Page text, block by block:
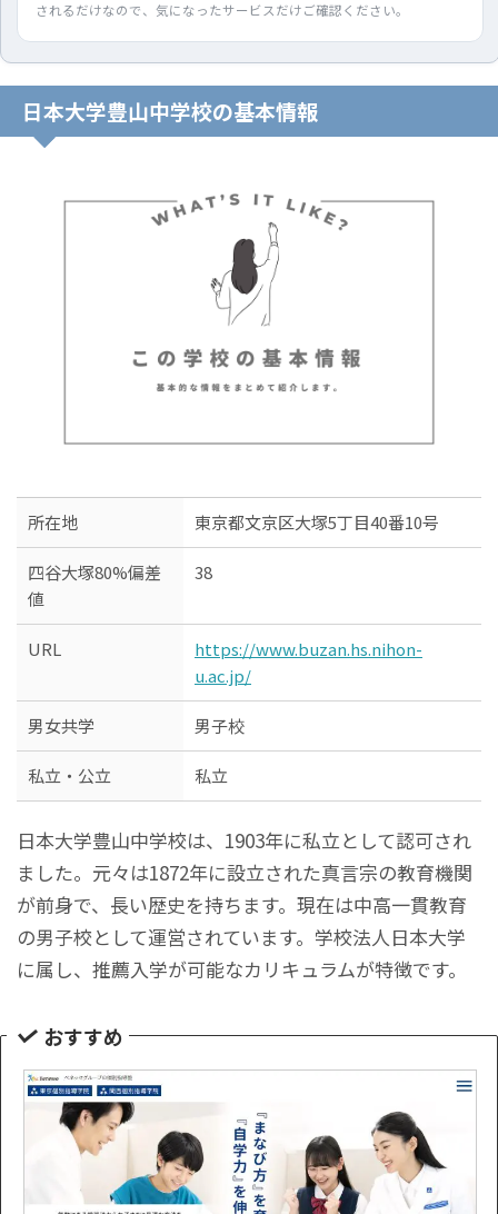
されるだけなので、気になったサービスだけご確認ください。
日本大学豊山中学校の基本情報
所在地 東京都文京区大塚5丁目40番10号
四谷大塚80%偏差
値
38
URL
https://www.buzan.hs.nihon-
u.ac.jp/
男女共学 男子校
私立・公立 私立
日本大学豊山中学校は、1903年に私立として認可され
ました。元々は1872年に設立された真言宗の教育機関
が前身で、長い歴史を持ちます。現在は中高一貫教育
の男子校として運営されています。学校法人日本大学
に属し、推薦入学が可能なカリキュラムが特徴です。
おすすめ